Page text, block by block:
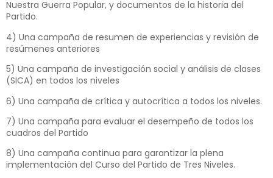
Nuestra Guerra Popular, y documentos de la historia del
Partido.
4) Una campaña de resumen de experiencias y revisión de
resúmenes anteriores
5) Una campaña de investigación social y análisis de clases
(SICA) en todos los niveles
6) Una campaña de crítica y autocrítica a todos los niveles.
7) Una campaña para evaluar el desempeño de todos los
cuadros del Partido
8) Una campaña continua para garantizar la plena
implementación del Curso del Partido de Tres Niveles.